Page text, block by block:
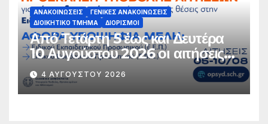
ΑΝΑΚΟΙΝΏΣΕΙΣ
ΓΕΝΙΚΈΣ ΑΝΑΚΟΙΝΏΣΕΙΣ
ΔΙΟΙΚΗΤΙΚΌ ΤΜΉΜΑ
ΔΙΟΡΙΣΜΟΊ
Από Τετάρτη 5 έως και Δευτέρα
10 Αυγούστου 2026 οι αιτήσεις
υποψήφιων μελών ΕΕΠ-ΕΒΠ για
μόνιμο διορισμό στην Ειδική
Αγωγή και Εκπαίδευση
4 ΑΥΓΟΎΣΤΟΥ 2026